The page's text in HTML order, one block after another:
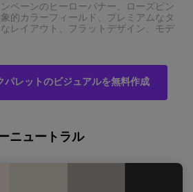
ペーンのヒーローバナー、ローズピン
的カラーフィールド、プレミアムなタ
レイアウト、フラットデザイン、モデ
パレットのビジュアルを無料作成
ニュートラル